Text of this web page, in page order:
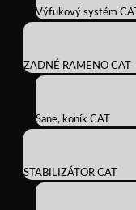
Výfukový systém CAT
ZADNÉ RAMENO CAT
Sane, koník CAT
STABILIZÁTOR CAT